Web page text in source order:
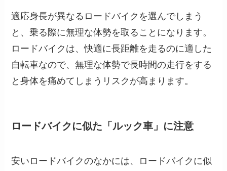
適応身長が異なるロードバイクを選んでしまう
と、乗る際に無理な体勢を取ることになります。
ロードバイクは、快適に長距離を走るのに適した
自転車なので、無理な体勢で長時間の走行をする
と身体を痛めてしまうリスクが高まります。
ロードバイクに似た「ルック車」に注意
安いロードバイクのなかには、ロードバイクに似